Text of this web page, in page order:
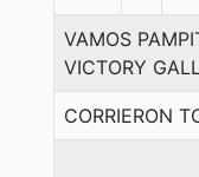
VAMOS
VICTORY
CORRIERON